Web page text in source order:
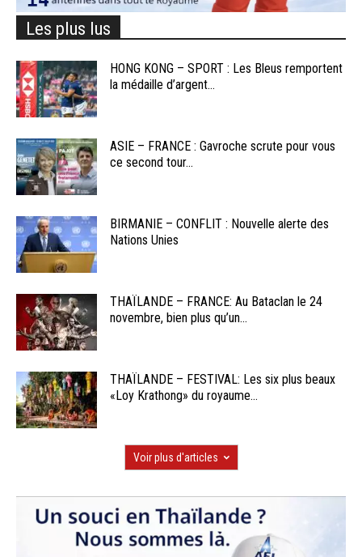
Les plus lus
HONG KONG – SPORT : Les Bleus remportent
la médaille d’argent...
ASIE – FRANCE : Gavroche scrute pour vous
ce second tour...
BIRMANIE – CONFLIT : Nouvelle alerte des
Nations Unies
THAÏLANDE – FRANCE: Au Bataclan le 24
novembre, bien plus qu’un...
THAÏLANDE – FESTIVAL: Les six plus beaux
«Loy Krathong» du royaume...
Voir plus d'articles